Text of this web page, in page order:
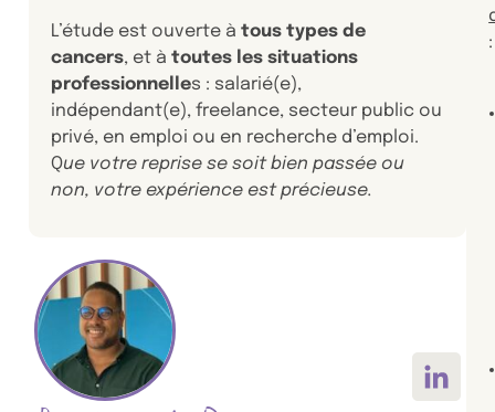
L’étude est ouverte à tous types de
cancers, et à toutes les situations
professionnelles : salarié(e),
indépendant(e), freelance, secteur public ou
privé, en emploi ou en recherche d’emploi.
Que votre reprise se soit bien passée ou
non, votre expérience est précieuse.
Voir le
: